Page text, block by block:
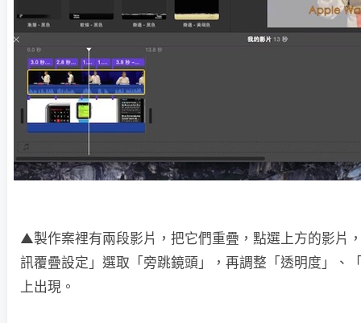
▲製作案裡有兩段影片，把它們重疊，點選上方的影片
訊覆疊設定」選取「旁跳鏡頭」，再調整「透明度」、
上出現。